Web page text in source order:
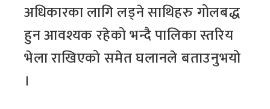
अधिकारका लागि लड्ने साथिहरु गोलबद्ध
हुन आवश्यक रहेको भन्दै पालिका स्तरिय
भेला राखिएको समेत घलानले बताउनुभयो
।